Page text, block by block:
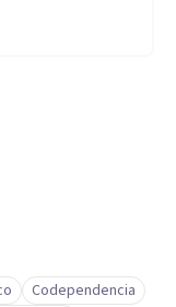
Codependencia